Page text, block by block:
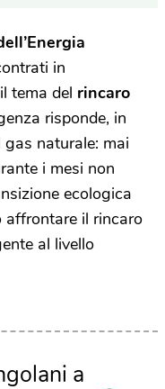
in
tema del rincaro
risponde, in
gas naturale: mai
i mesi non
ecologica
affrontare il rincaro
al livello
a